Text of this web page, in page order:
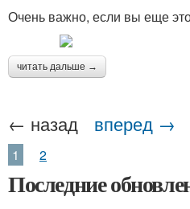
Очень важно, если вы еще
читать дальше →
← назад вперед →
1 2
Последние